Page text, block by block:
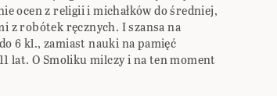
ocen z religii i michałków do średniej,
z robótek ręcznych. I szansa na
6 kl., zamiast nauki na pamięć
lat. O Smoliku milczy i na ten moment